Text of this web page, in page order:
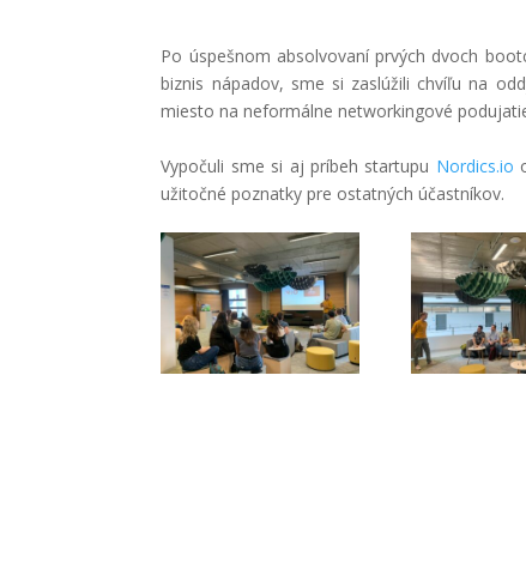
Po úspešnom absolvovaní prvých dvoch
biznis nápadov, sme si zaslúžili chvíľu na
miesto na neformálne networkingové
Vypočuli sme si aj príbeh startupu Nordics.io
užitočné poznatky pre ostatných účastníkov.